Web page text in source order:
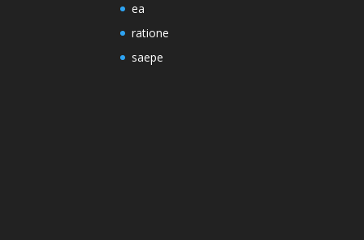
ea
ratione
saepe